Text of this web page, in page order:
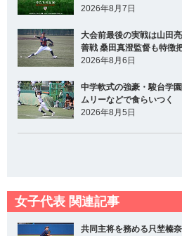
2026年8月7日
大会前最後の実戦は山田
善戦 桑田真澄監督も特徴
2026年8月6日
中学軟式の強豪・駿台学
ムリーなどで食らいつく
2026年8月5日
女子代表 関連記事
共同主将を務める只埜榛